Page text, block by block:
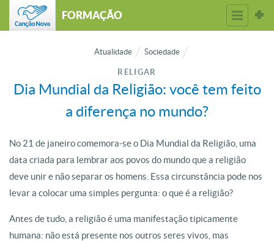
FORMAÇÃO
Atualidade Sociedade
RELIGAR
Dia Mundial da Religião: você tem feito
a diferença no mundo?
No 21 de janeiro comemora-se o Dia Mundial da Religião, uma
data criada para lembrar aos povos do mundo que a religião
deve unir e não separar os homens. Essa circunstância pode nos
levar a colocar uma simples pergunta: o que é a religião?
Antes de tudo, a religião é uma manifestação tipicamente
humana: não está presente nos outros seres vivos, mas